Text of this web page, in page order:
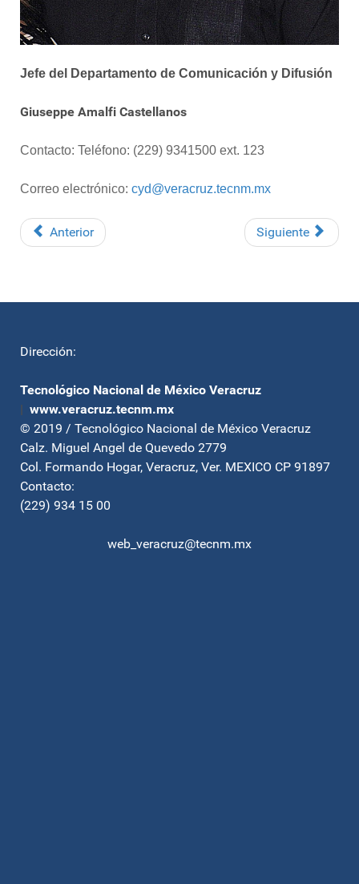
Jefe del Departamento de Comunicación y Difusión
Giuseppe Amalfi Castellanos
Contacto: Teléfono: (229) 9341500 ext. 123
Correo electrónico: cyd@veracruz.tecnm.mx
Anterior Siguiente
Dirección:
Tecnológico Nacional de México Veracruz
| www.veracruz.tecnm.mx
© 2019 / Tecnológico Nacional de México Veracruz
Calz. Miguel Angel de Quevedo 2779
Col. Formando Hogar, Veracruz, Ver. MEXICO CP 91897
Contacto:
(229) 934 15 00
web_veracruz@tecnm.mx